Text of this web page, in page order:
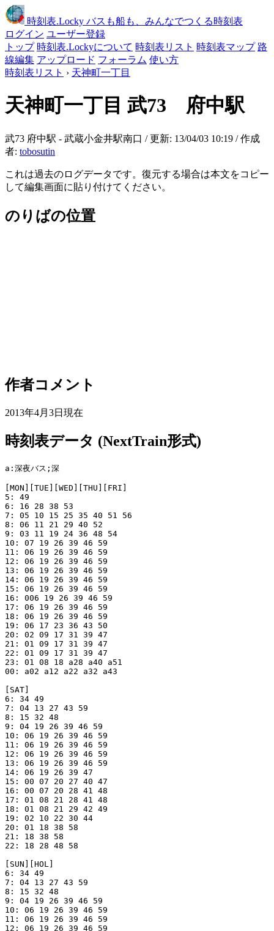
時刻表.Locky バスも船も、みんなでつくる時刻表
ログイン ユーザー登録
トップ 時刻表.Lockyについて 時刻表リスト 時刻表マップ 路
線編集 アップロード フォーラム 使い方
時刻表リスト › 天神町一丁目
天神町一丁目 武73 府中駅
武73 府中駅 - 武蔵小金井駅南口 / 更新: 13/04/03 10:19 / 作成
者: tobosutin
これは過去のログデータです。復元する場合は本文をコピー
して編集画面に貼り付けてください。
のりばの位置
作者コメント
2013年4月3日現在
時刻表データ (NextTrain形式)
a:深夜バス;深
[MON][TUE][WED][THU][FRI]
5: 49
6: 16 28 38 53
7: 05 10 15 25 35 40 51 56
8: 06 11 21 29 40 52
9: 03 11 19 24 36 48 54
10: 07 19 26 39 46 59
11: 06 19 26 39 46 59
12: 06 19 26 39 46 59
13: 06 19 26 39 46 59
14: 06 19 26 39 46 59
15: 06 19 26 39 46 59
16: 006 19 26 39 46 59
17: 06 19 26 39 46 59
18: 06 19 26 39 46 59
19: 06 17 23 36 43 50
20: 02 09 17 31 39 47
21: 01 09 17 31 39 47
22: 01 09 17 31 39 47
23: 01 08 18 a28 a40 a51
00: a02 a12 a22 a32 a43
[SAT]
6: 34 49
7: 04 13 27 43 59
8: 15 32 48
9: 04 19 26 39 46 59
10: 06 19 26 39 46 59
11: 06 19 26 39 46 59
12: 06 19 26 39 46 59
13: 06 19 26 39 46 59
14: 06 19 26 39 47
15: 00 07 20 27 40 47
16: 00 07 20 28 41 48
17: 01 08 21 28 41 48
18: 01 08 21 29 42 49
19: 02 10 22 30 44
20: 01 18 38 58
21: 18 38 58
22: 18 28 48 58
[SUN][HOL]
6: 34 49
7: 04 13 27 43 59
8: 15 32 48
9: 04 19 26 39 46 59
10: 06 19 26 39 46 59
11: 06 19 26 39 46 59
12: 06 19 26 39 46 59